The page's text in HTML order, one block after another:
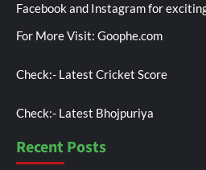
Facebook and Instagram for
For More Visit: Goophe.com
Check:- Latest Cricket Score
Check:- Latest Bhojpuriya
Recent Posts